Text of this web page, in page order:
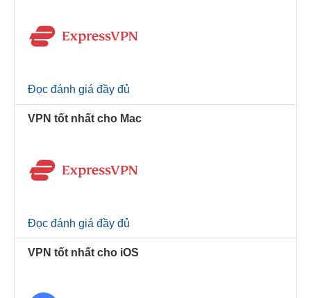
Đọc đánh giá đầy đủ
VPN tốt nhất cho Mac
Đọc đánh giá đầy đủ
VPN tốt nhất cho iOS